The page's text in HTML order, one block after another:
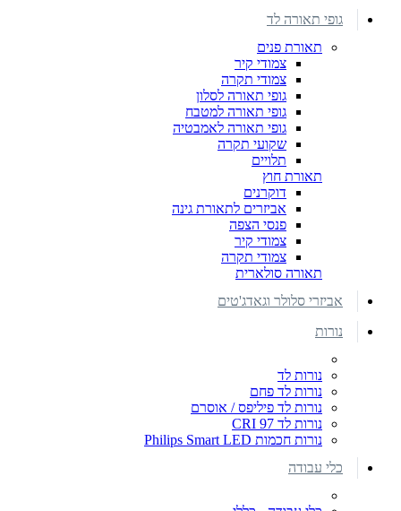
גופי תאורה לד
תאורת פנים
צמודי קיר
צמודי תקרה
גופי תאורה לסלון
גופי תאורה למטבח
גופי תאורה לאמבטיה
שקועי תקרה
תלויים
תאורת חוץ
דוקרנים
אביזרים לתאורת גינה
פנסי הצפה
צמודי קיר
צמודי תקרה
תאורה סולארית
אביזרי סלולר וגאדג'טים
נורות
נורות לד
נורות לד פחם
נורות לד פיליפס / אוסרם
נורות לד CRI 97
נורות חכמות Philips Smart LED
כלי עבודה